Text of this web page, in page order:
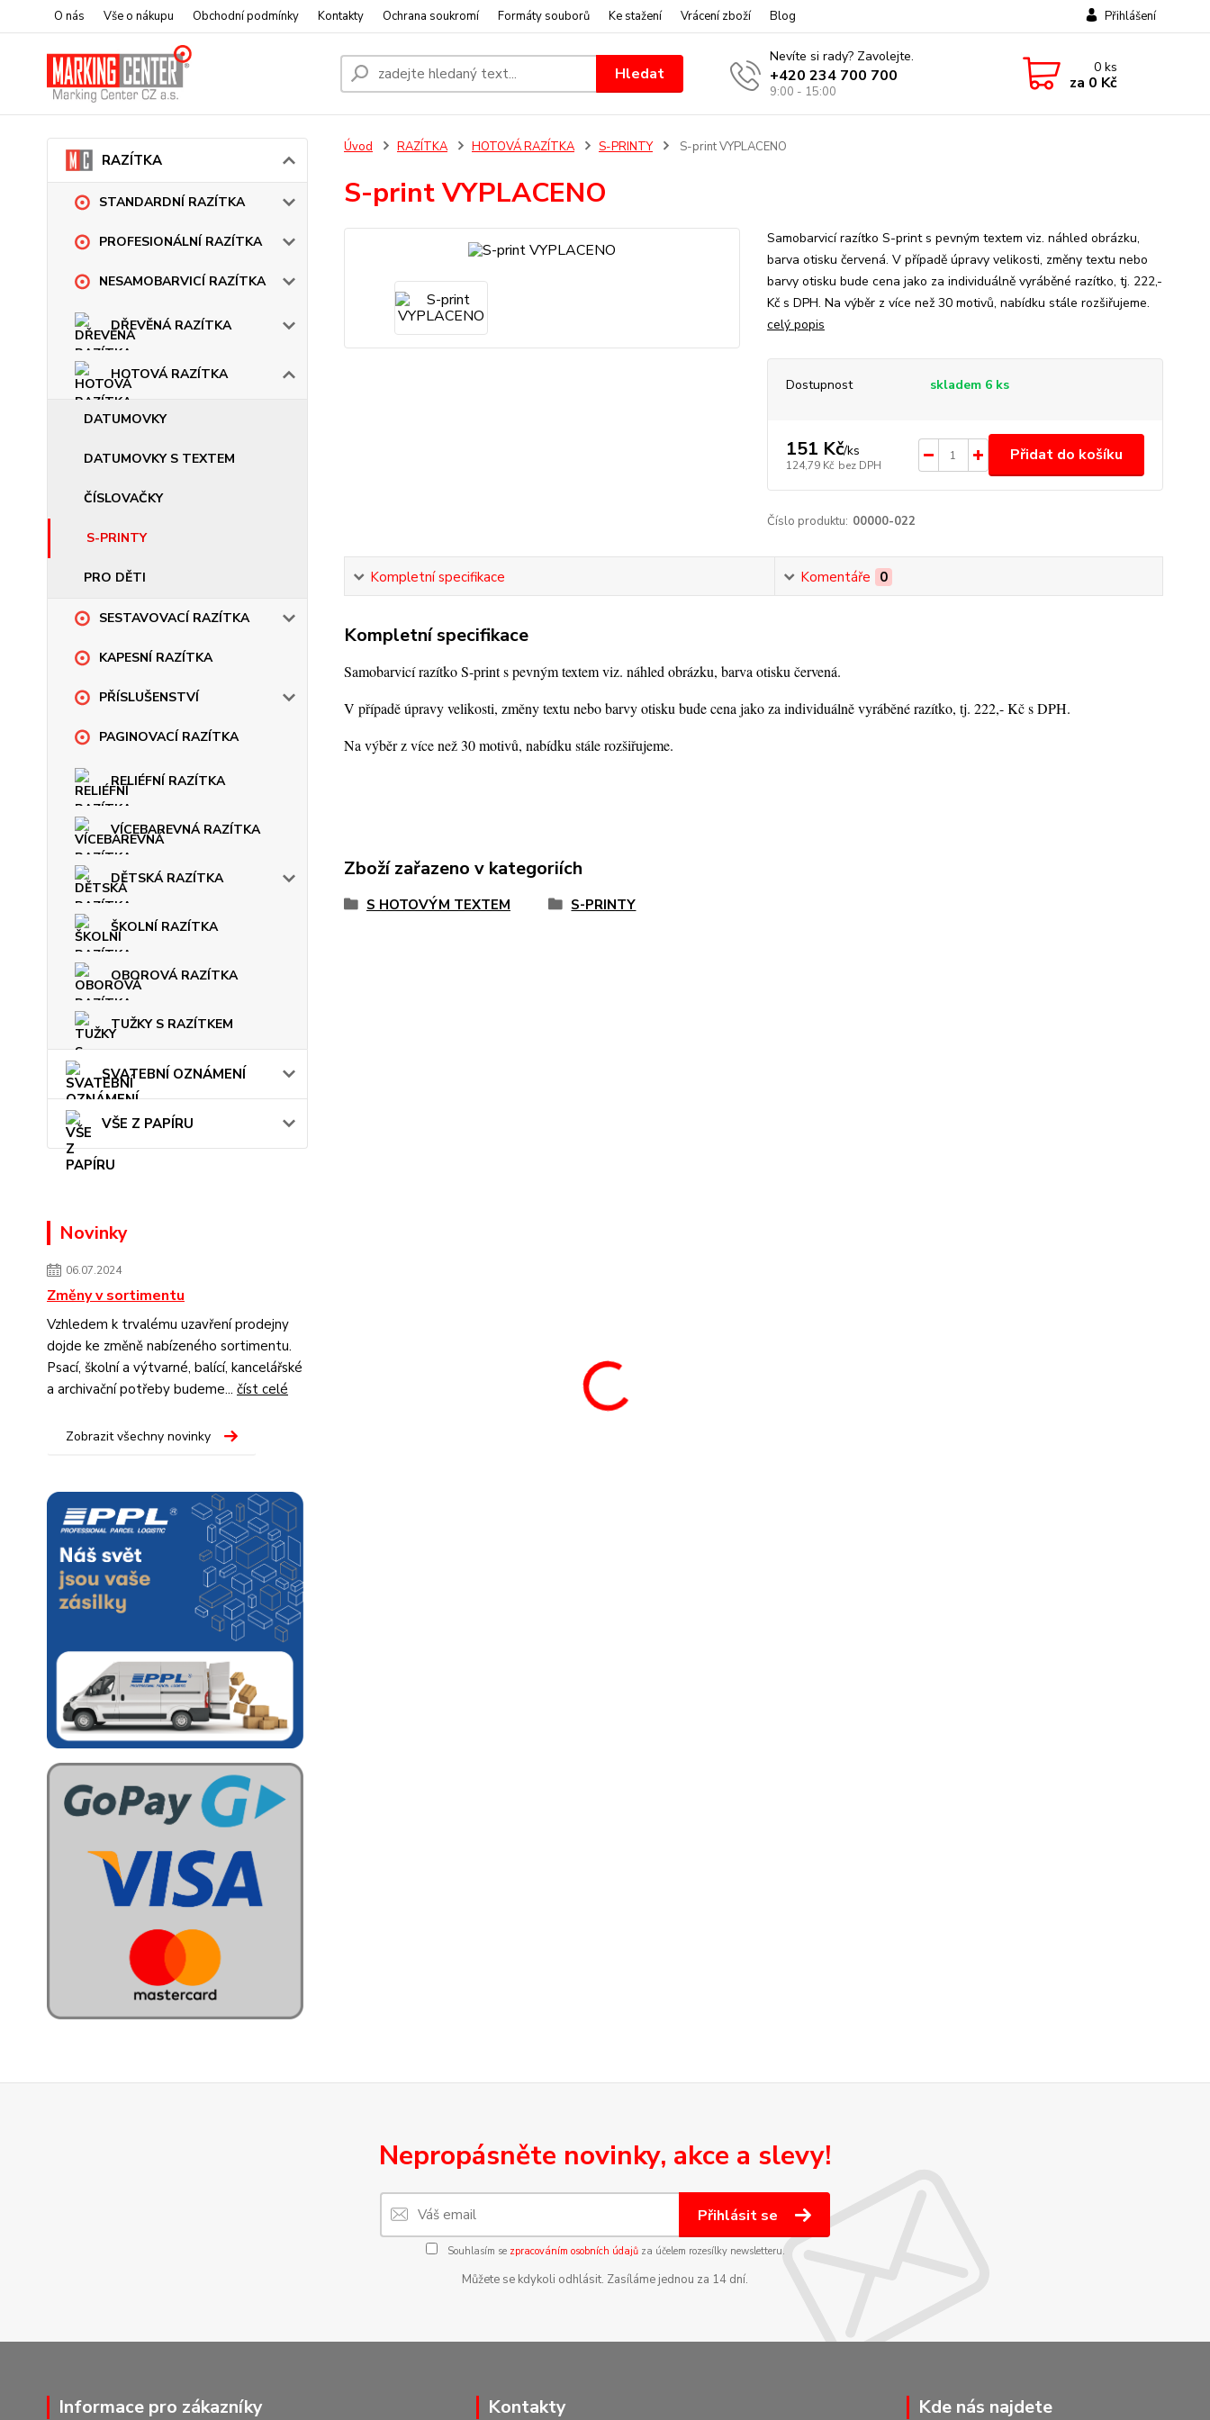
O nás Vše o nákupu Obchodní podmínky Kontakty Ochrana soukromí Formáty souborů Ke stažení Vrácení zboží Blog Přihlášení
Hledat
Nevíte si rady? Zavolejte.
+420 234 700 700
9:00 - 15:00
0ks
za 0 Kč
RAZÍTKA
STANDARDNÍ RAZÍTKA
PROFESIONÁLNÍ RAZÍTKA
NESAMOBARVICÍ RAZÍTKA
DŘEVĚNÁ RAZÍTKA
HOTOVÁ RAZÍTKA
DATUMOVKY
DATUMOVKY S TEXTEM
ČÍSLOVAČKY
S-PRINTY
PRO DĚTI
SESTAVOVACÍ RAZÍTKA
KAPESNÍ RAZÍTKA
PŘÍSLUŠENSTVÍ
PAGINOVACÍ RAZÍTKA
RELIÉFNÍ RAZÍTKA
VÍCEBAREVNÁ RAZÍTKA
DĚTSKÁ RAZÍTKA
ŠKOLNÍ RAZÍTKA
OBOROVÁ RAZÍTKA
TUŽKY S RAZÍTKEM
SVATEBNÍ OZNÁMENÍ
VŠE Z PAPÍRU
Novinky
06.07.2024
Změny v sortimentu
Vzhledem k trvalému uzavření prodejny
dojde ke změně nabízeného sortimentu.
Psací, školní a výtvarné, balící, kancelářské
a archivační potřeby budeme... číst celé
Zobrazit všechny novinky
Úvod RAZÍTKA HOTOVÁ RAZÍTKA S-PRINTY S-print VYPLACENO
S-print VYPLACENO
Samobarvicí razítko S-print s pevným textem viz. náhled obrázku,
barva otisku červená. V případě úpravy velikosti, změny textu nebo
barvy otisku bude cena jako za individuálně vyráběné razítko, tj. 222,-
Kč s DPH. Na výběr z více než 30 motivů, nabídku stále rozšiřujeme.
celý popis
Dostupnost skladem 6 ks
151 Kč/ks
124,79 Kč bez DPH
Přidat do košíku
Číslo produktu: 00000-022
Kompletní specifikace Komentáře 0
Kompletní specifikace
Samobarvicí razítko S-print s pevným textem viz. náhled obrázku, barva otisku červená.
V případě úpravy velikosti, změny textu nebo barvy otisku bude cena jako za individuálně vyráběné razítko, tj. 222,- Kč s DPH.
Na výběr z více než 30 motivů, nabídku stále rozšiřujeme.
Zboží zařazeno v kategoriích
S HOTOVÝM TEXTEM S-PRINTY
Nepropásněte novinky, akce a slevy!
Přihlásit se
Souhlasím se zpracováním osobních údajůza účelem rozesílky newsletteru.
Můžete se kdykoli odhlásit. Zasíláme jednou za 14 dní.
Informace pro zákazníky Kontakty Kde nás najdete